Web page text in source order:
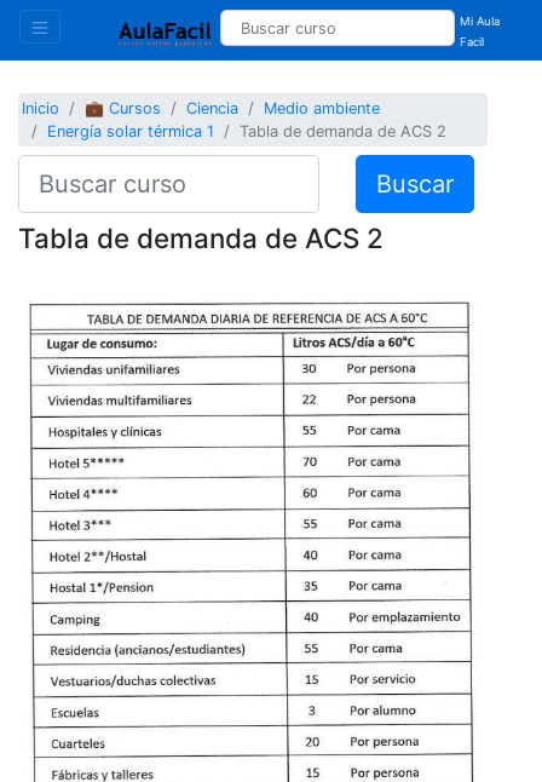
Mi Aula
Facil
Inicio 💼 Cursos Ciencia
Medio ambiente
Energía solar térmica 1
Tabla de demanda de ACS 2
Buscar
Tabla de demanda de ACS 2